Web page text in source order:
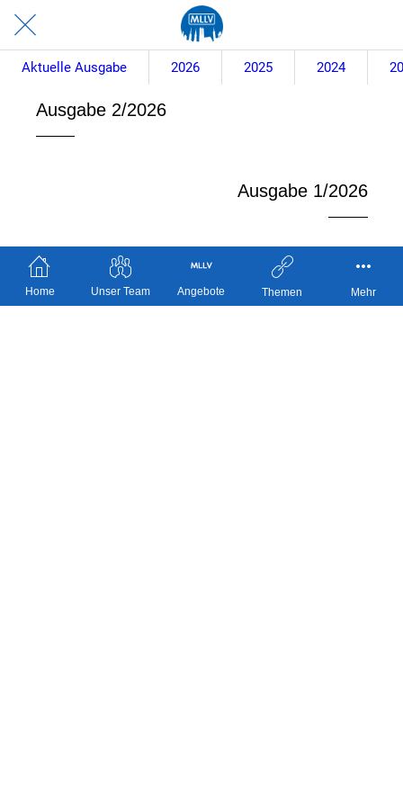
Aktuelle Ausgabe 2026 2025 2024
Ausgabe 2/2026
Ausgabe 1/2026
Home Unser Team Angebote Themen Mehr